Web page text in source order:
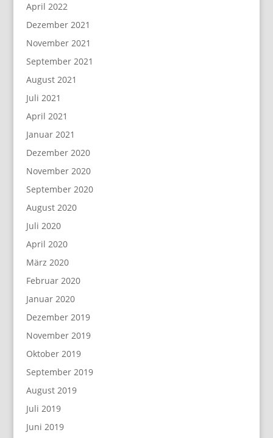
April 2022
Dezember 2021
November 2021
September 2021
August 2021
Juli 2021
April 2021
Januar 2021
Dezember 2020
November 2020
September 2020
August 2020
Juli 2020
April 2020
März 2020
Februar 2020
Januar 2020
Dezember 2019
November 2019
Oktober 2019
September 2019
August 2019
Juli 2019
Juni 2019